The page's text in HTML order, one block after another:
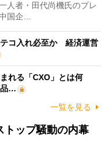
人者・田代尚機氏のプレ
国企…
テコ入れ必至か 経済運営
れる「CXO」とは何
品…
一覧を見る
トップ騒動の内幕